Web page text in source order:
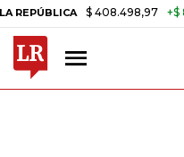
$ 408.498,97 +$ 8.753,81